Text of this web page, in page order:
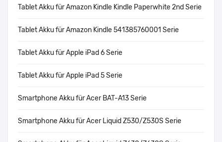
Tablet Akku für Amazon Kindle Kindle Paperwhite 2nd Serie
Tablet Akku für Amazon Kindle 541385760001 Serie
Tablet Akku für Apple iPad 6 Serie
Tablet Akku für Apple iPad 5 Serie
Smartphone Akku für Acer BAT-A13 Serie
Smartphone Akku für Acer Liquid Z530/Z530S Serie